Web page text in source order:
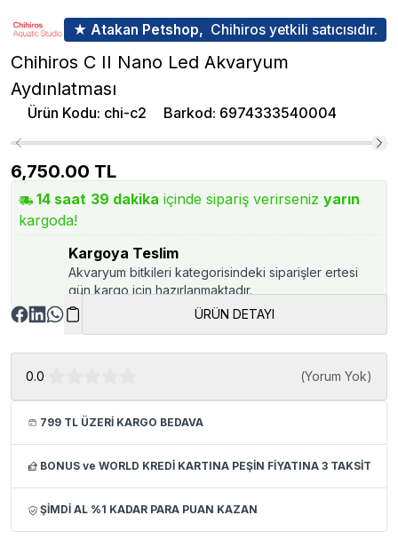
★ Atakan Petshop, Chihiros yetkili satıcısıdır.
Chihiros C II Nano Led Akvaryum
Aydınlatması
Ürün Kodu: chi-c2 Barkod: 6974333540004
6,750.00 TL
14 saat 39 dakika içinde sipariş verirseniz yarın
kargoda!
Kargoya Teslim
Akvaryum bitkileri kategorisindeki siparişler ertesi
gün kargo için hazırlanmaktadır.
ÜRÜN DETAYI
0.0 (Yorum Yok)
799 TL ÜZERİ KARGO BEDAVA
BONUS ve WORLD KREDİ KARTINA PEŞİN FİYATINA 3 TAKSİT
ŞİMDİ AL %1 KADAR PARA PUAN KAZAN